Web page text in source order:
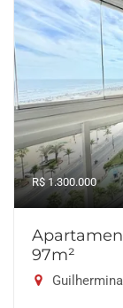
R$ 1.300.000
97m²